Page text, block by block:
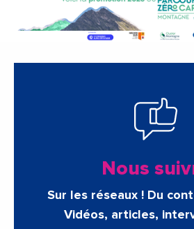
Nous
Sur les réseaux ! Du
Vidéos, articles,